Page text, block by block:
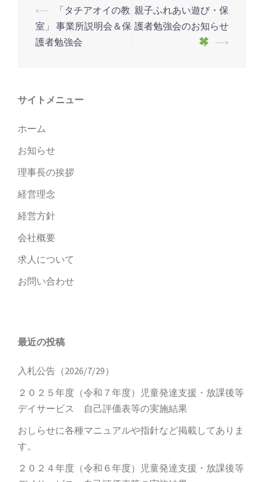
投
稿
ナ
ー
ョ
ン
⟵
「タチアオイの教
室」 事業所説明会＆保
護者勉強会
親子ふれあい遊び・保
護者勉強会のお知らせ
⟶
サイトメニュー
ホーム
お知らせ
理事長の挨拶
経営理念
経営方針
会社概要
求人について
お問い合わせ
最近の投稿
入札公告（2026/7/29）
２０２５年度（令和７年度）児童発達支援・放課後等
デイサービス 自己評価表等の実施結果
おしらせに各種マニュアルや指針など掲載してありま
す。
２０２４年度（令和６年度）児童発達支援・放課後等